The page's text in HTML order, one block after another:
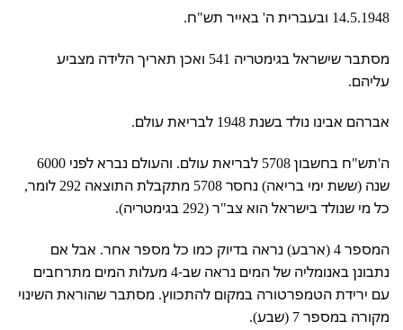
14.5.1948 ובעברית ה' באייר תש"ח.
מסתבר שישראל בגימטריה 541 ואכן תאריך הלידה מצביע
עליהם.
אברהם אבינו נולד בשנת 1948 לבריאת עולם.
ה'תש"ח בחשבון 5708 לבריאת עולם. והעולם נברא לפני 6000
שנה (ששת ימי בריאה) נחסר 5708 מתקבלת התוצאה 292 לומר,
כל מי שנולד בישראל הוא צב"ר (292 בגימטריה).
המספר 4 (ארבע) נראה בדיוק כמו כל מספר אחר. אבל אם
נתבונן באנומליה של המים נראה שב-4 מעלות המים מתרחבים
עם ירידת הטמפרטורה במקום להתכווץ. מסתבר שהוראת השינוי
מקורה במספר 7 (שבע).